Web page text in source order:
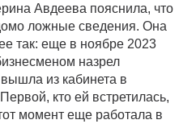
Авдеева пояснила, что
ложные сведения. Она
так: еще в ноябре 2023
назрел
из кабинета в
кто ей встретилась,
момент еще работала в